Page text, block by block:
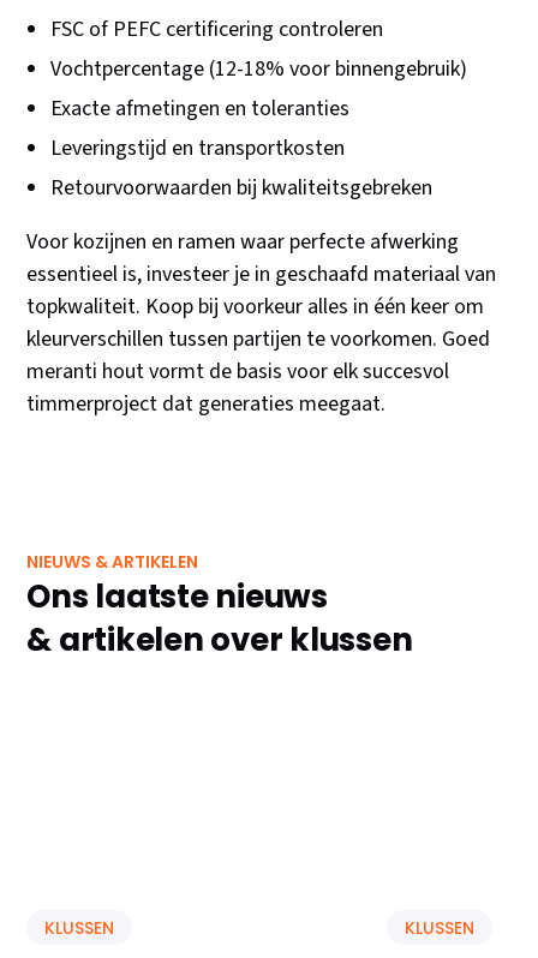
FSC of PEFC certificering controleren
Vochtpercentage (12-18% voor binnengebruik)
Exacte afmetingen en toleranties
Leveringstijd en transportkosten
Retourvoorwaarden bij kwaliteitsgebreken
Voor kozijnen en ramen waar perfecte afwerking
essentieel is, investeer je in geschaafd materiaal van
topkwaliteit. Koop bij voorkeur alles in één keer om
kleurverschillen tussen partijen te voorkomen. Goed
meranti hout vormt de basis voor elk succesvol
timmerproject dat generaties meegaat.
NIEUWS & ARTIKELEN
Ons laatste nieuws
& artikelen over klussen
KLUSSEN KLUSSEN